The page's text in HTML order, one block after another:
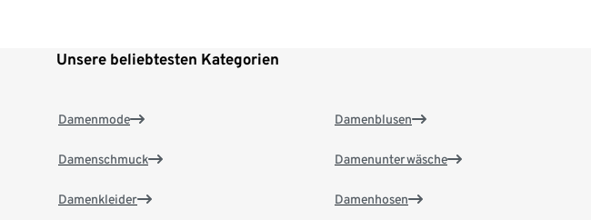
Unsere beliebtesten Kategorien
Damenmode
Damenschmuck
Damenkleider
Damenblusen
Damenunterwäsche
Damenhosen